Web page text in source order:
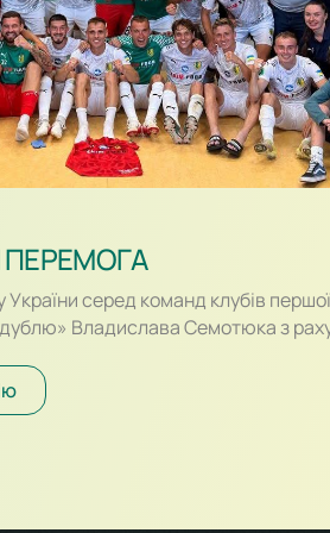
України серед команд клубів
Владислава Семотюка з
виглядали гості, які більше
шлях до воріт Романа Данковича.